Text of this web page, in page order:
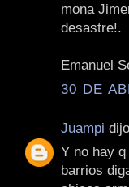
mona
desastre!.
Emanuel
30 DE
Juampi
Y no hay
barrios